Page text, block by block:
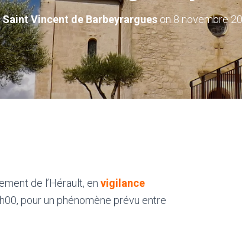
Vincent de Barbeyrargues on 8 novembre
de l’Hérault, en vigilance
pour un phénomène prévu entre